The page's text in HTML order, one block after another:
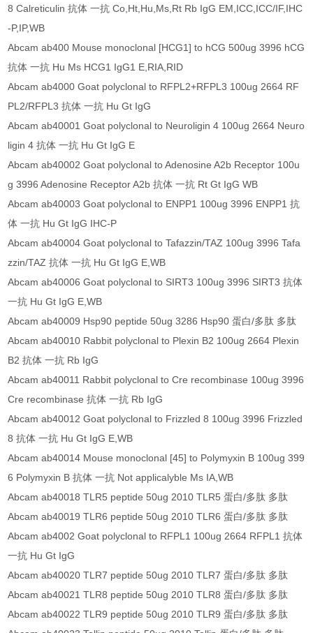
8 Calreticulin 抗体 一抗 Co,Ht,Hu,Ms,Rt Rb IgG EM,ICC,ICC/IF,IHC
-P,IP,WB
Abcam ab400 Mouse monoclonal [HCG1] to hCG 500ug 3996 hCG
抗体 一抗 Hu Ms HCG1 IgG1 E,RIA,RID
Abcam ab4000 Goat polyclonal to RFPL2+RFPL3 100ug 2664 RF
PL2/RFPL3 抗体 一抗 Hu Gt IgG
Abcam ab40001 Goat polyclonal to Neuroligin 4 100ug 2664 Neuro
ligin 4 抗体 一抗 Hu Gt IgG E
Abcam ab40002 Goat polyclonal to Adenosine A2b Receptor 100u
g 3996 Adenosine Receptor A2b 抗体 一抗 Rt Gt IgG WB
Abcam ab40003 Goat polyclonal to ENPP1 100ug 3996 ENPP1 抗
体 一抗 Hu Gt IgG IHC-P
Abcam ab40004 Goat polyclonal to Tafazzin/TAZ 100ug 3996 Tafa
zzin/TAZ 抗体 一抗 Hu Gt IgG E,WB
Abcam ab40006 Goat polyclonal to SIRT3 100ug 3996 SIRT3 抗体
一抗 Hu Gt IgG E,WB
Abcam ab40009 Hsp90 peptide 50ug 3286 Hsp90 蛋白/多肽 多肽
Abcam ab40010 Rabbit polyclonal to Plexin B2 100ug 2664 Plexin
B2 抗体 一抗 Rb IgG
Abcam ab40011 Rabbit polyclonal to Cre recombinase 100ug 3996
Cre recombinase 抗体 一抗 Rb IgG
Abcam ab40012 Goat polyclonal to Frizzled 8 100ug 3996 Frizzled
8 抗体 一抗 Hu Gt IgG E,WB
Abcam ab40014 Mouse monoclonal [45] to Polymyxin B 100ug 399
6 Polymyxin B 抗体 一抗 Not applicalyble Ms IA,WB
Abcam ab40018 TLR5 peptide 50ug 2010 TLR5 蛋白/多肽 多肽
Abcam ab40019 TLR6 peptide 50ug 2010 TLR6 蛋白/多肽 多肽
Abcam ab4002 Goat polyclonal to RFPL1 100ug 2664 RFPL1 抗体
一抗 Hu Gt IgG
Abcam ab40020 TLR7 peptide 50ug 2010 TLR7 蛋白/多肽 多肽
Abcam ab40021 TLR8 peptide 50ug 2010 TLR8 蛋白/多肽 多肽
Abcam ab40022 TLR9 peptide 50ug 2010 TLR9 蛋白/多肽 多肽